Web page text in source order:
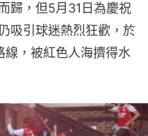
歸，但5月31日為慶祝
吸引球迷熱烈狂歡，於
線，被紅色人海擠得水